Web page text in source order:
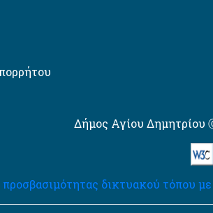
Δήμος Αγίου
δικτυακού τόπου